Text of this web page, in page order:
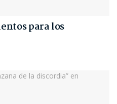
para los